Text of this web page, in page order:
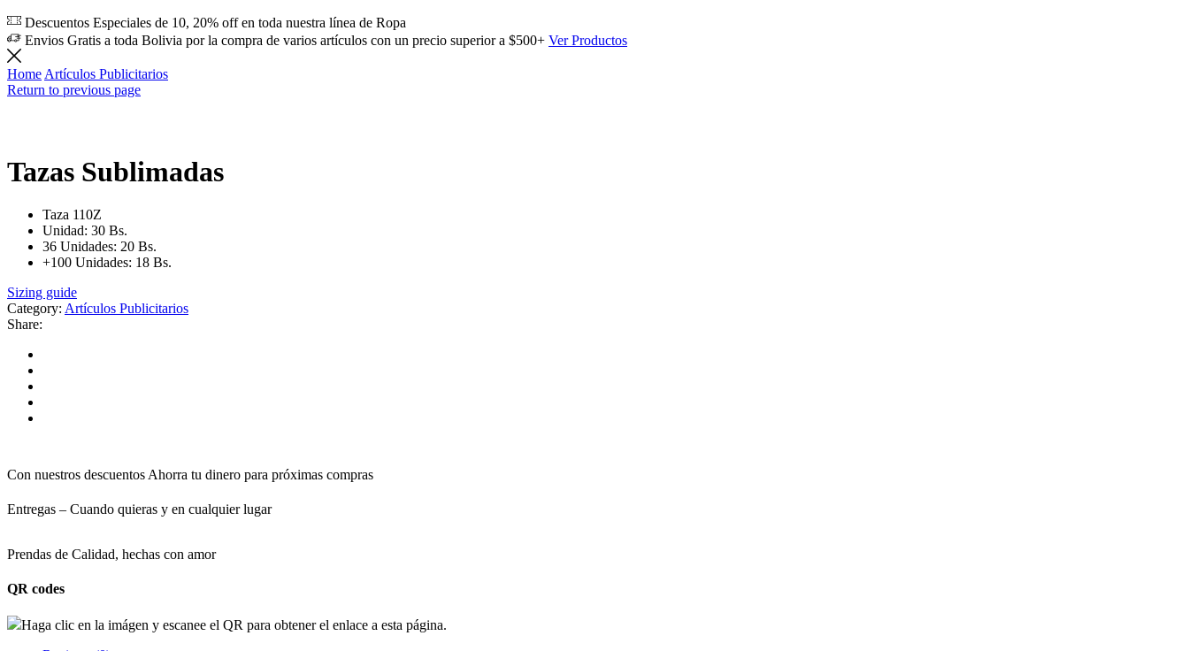
Descuentos Especiales de 10, 20% off en toda nuestra línea de Ropa
Envios Gratis a toda Bolivia por la compra de varios artículos con un precio superior a $500+ Ver Productos
Home Artículos Publicitarios
Return to previous page
Tazas Sublimadas
Taza 110Z
Unidad: 30 Bs.
36 Unidades: 20 Bs.
+100 Unidades: 18 Bs.
Sizing guide
Category: Artículos Publicitarios
Share:
Con nuestros descuentos Ahorra tu dinero para próximas compras
Entregas – Cuando quieras y en cualquier lugar
Prendas de Calidad, hechas con amor
QR codes
Haga clic en la imágen y escanee el QR para obtener el enlace a esta página.